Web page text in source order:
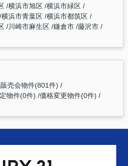
横浜市旭区 横浜市緑区
横浜市青葉区 横浜市都筑区
川崎市麻生区 鎌倉市 藤沢市
売会物件(801件)
物件(0件) 価格変更物件(0件)